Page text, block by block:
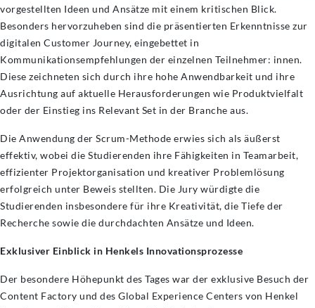
vorgestellten Ideen und Ansätze mit einem kritischen Blick.
Besonders hervorzuheben sind die präsentierten Erkenntnisse zur
digitalen Customer Journey, eingebettet in
Kommunikationsempfehlungen der einzelnen Teilnehmer: innen.
Diese zeichneten sich durch ihre hohe Anwendbarkeit und ihre
Ausrichtung auf aktuelle Herausforderungen wie Produktvielfalt
oder der Einstieg ins Relevant Set in der Branche aus.
Die Anwendung der Scrum-Methode erwies sich als äußerst
effektiv, wobei die Studierenden ihre Fähigkeiten in Teamarbeit,
effizienter Projektorganisation und kreativer Problemlösung
erfolgreich unter Beweis stellten. Die Jury würdigte die
Studierenden insbesondere für ihre Kreativität, die Tiefe der
Recherche sowie die durchdachten Ansätze und Ideen.
Exklusiver Einblick in Henkels Innovationsprozesse
Der besondere Höhepunkt des Tages war der exklusive Besuch der
Content Factory und des Global Experience Centers von Henkel